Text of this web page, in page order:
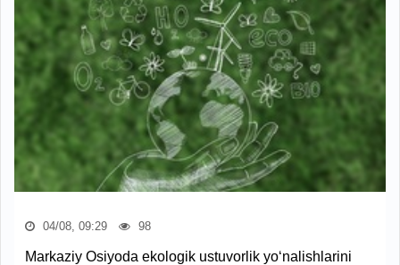
04/08, 09:29 98
Markaziy Osiyoda ekologik ustuvorlik yo‘nalishlarini